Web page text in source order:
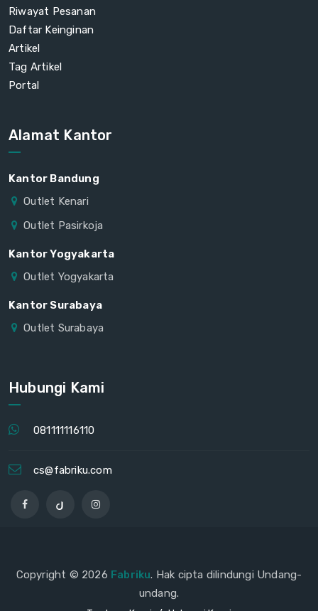
Riwayat Pesanan
Daftar Keinginan
Artikel
Tag Artikel
Portal
Alamat Kantor
Kantor Bandung
Outlet Kenari
Outlet Pasirkoja
Kantor Yogyakarta
Outlet Yogyakarta
Kantor Surabaya
Outlet Surabaya
Hubungi Kami
081111116110
cs@fabriku.com
Copyright © 2026 Fabriku. Hak cipta dilindungi Undang-
undang.